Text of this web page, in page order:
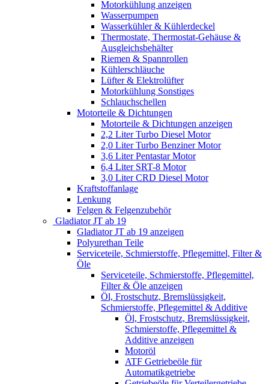
Motorkühlung anzeigen
Wasserpumpen
Wasserkühler & Kühlerdeckel
Thermostate, Thermostat-Gehäuse &
Ausgleichsbehälter
Riemen & Spannrollen
Kühlerschläuche
Lüfter & Elektrolüfter
Motorkühlung Sonstiges
Schlauchschellen
Motorteile & Dichtungen
Motorteile & Dichtungen anzeigen
2,2 Liter Turbo Diesel Motor
2,0 Liter Turbo Benziner Motor
3,6 Liter Pentastar Motor
6,4 Liter SRT-8 Motor
3,0 Liter CRD Diesel Motor
Kraftstoffanlage
Lenkung
Felgen & Felgenzubehör
Gladiator JT ab 19
Gladiator JT ab 19 anzeigen
Polyurethan Teile
Serviceteile, Schmierstoffe, Pflegemittel, Filter &
Öle
Serviceteile, Schmierstoffe, Pflegemittel,
Filter & Öle anzeigen
Öl, Frostschutz, Bremslüssigkeit,
Schmierstoffe, Pflegemittel & Additive
Öl, Frostschutz, Bremslüssigkeit,
Schmierstoffe, Pflegemittel &
Additive anzeigen
Motoröl
ATF Getriebeöle für
Automatikgetriebe